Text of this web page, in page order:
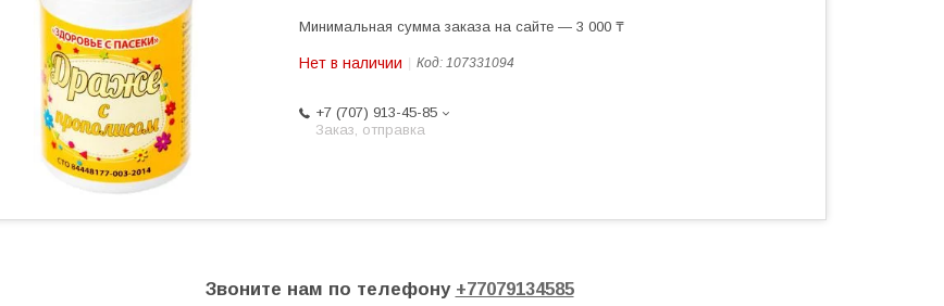
Минимальная сумма заказа на сайте — 3 000 ₸
Нет в наличии Код: 107331094
+7 (707) 913-45-85
Заказ, отправка
Звоните нам по телефону +77079134585